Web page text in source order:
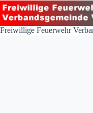
Zum
Inhalt
springen
Freiwillige Feuerwehr